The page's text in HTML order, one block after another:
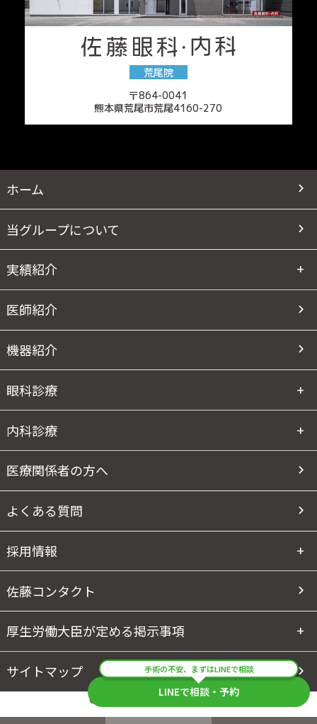
荒尾院
〒864-0041
熊本県荒尾市荒尾4160-270
ホーム
当グループについて
実績紹介
医師紹介
機器紹介
眼科診療
内科診療
医療関係者の方へ
よくある質問
採用情報
佐藤コンタクト
厚生労働大臣が定める掲示事項
サイトマップ
© 2011 Sato Eye Clinic Group.
手術の不安、まずはLINEで相談
LINEで相談・予約